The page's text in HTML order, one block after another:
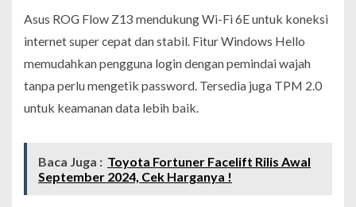
Asus ROG Flow Z13 mendukung Wi-Fi 6E untuk koneksi
internet super cepat dan stabil. Fitur Windows Hello
memudahkan pengguna login dengan pemindai wajah
tanpa perlu mengetik password. Tersedia juga TPM 2.0
untuk keamanan data lebih baik.
Baca Juga : Toyota Fortuner Facelift Rilis Awal
September 2024, Cek Harganya !